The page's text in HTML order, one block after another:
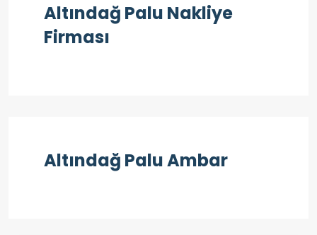
Altındağ Palu Nakliye
Firması
Altındağ Palu Ambar